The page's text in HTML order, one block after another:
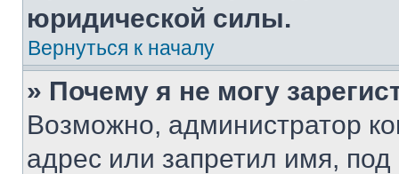
юридической силы.
Вернуться к началу
» Почему я не могу
Возможно, администратор
адрес или запретил имя,